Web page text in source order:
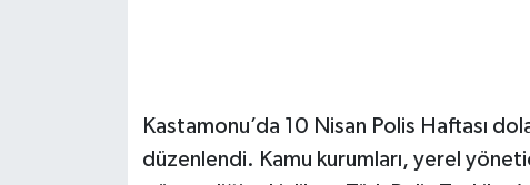
Kastamonu’da 10 Nisan Polis Haftası
düzenlendi. Kamu kurumları, yerel
Ulusal Haberler